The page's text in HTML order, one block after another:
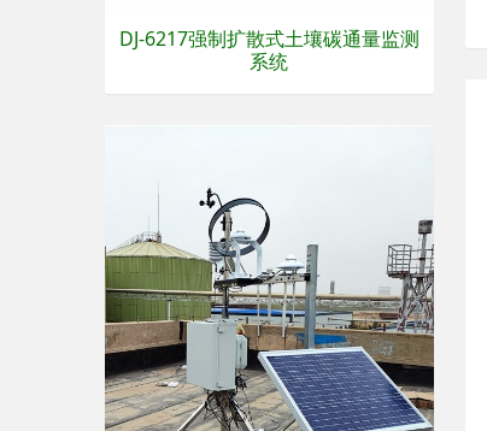
DJ-6217强制扩散式土壤碳通量监测
系统